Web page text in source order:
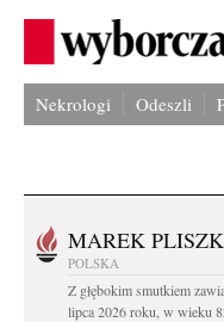
Nekrologi Odeszli
MAREK
POLSKA
Z głębokim smutkiem
lipca 2026 roku, w wieku